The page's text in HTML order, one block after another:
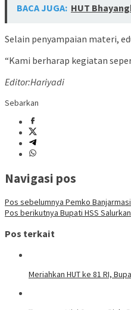
BACA JUGA: HUT
Selain penyampaian materi,
“Kami berharap kegiatan
Editor:Hariyadi
Sebarkan
Navigasi pos
Pos sebelumnya Pemko
Pos berikutnya Bupati HSS
Pos terkait
Meriahkan HUT ke 81 RI,